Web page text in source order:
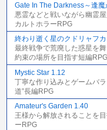
Gate In The Darkness～逢魔
悪霊などと戦いながら幽霊
カルトホラーRPG
終わり逝く星のクドリャフ
最終戦争で荒廃した惑星を
約束の場所を目指す短編RPG
Mystic Star 1.12
丁寧な作り込みとゲームバ
道”長編RPG
Amateur's Garden 1.40
王様から解放されることを
ーRPG